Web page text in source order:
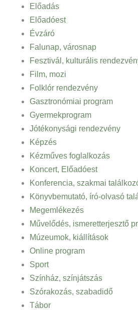
Előadás
Előadóest
Évzáró
Falunap, városnap
Fesztivál, kulturális
Film, mozi
Folklór rendezvény
Gasztronómiai program
Gyermekprogram
Jótékonysági rendezvény
Képzés
Kézműves foglalkozás
Koncert, Előadóest
Konferencia, szakmai
Könyvbemutató, író-olvasó
Megemlékezés
Művelődés, ismeretterjesztő
Múzeumok, kiállítások
Online program
Sport
Színház, színjátszás
Szórakozás, szabadidő
Tábor